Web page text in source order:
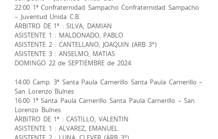
22:00 1ª Confraternidad Sampacho Confraternidad Sampacho
– Juventud Unida C.B.
ÁRBITRO DE 1ª : SILVA, DAMIAN
ASISTENTE 1 : MALDONADO, PABLO
ASISTENTE 2 : CANTELLANO, JOAQUIN (ARB 3°)
ASISTENTE 3 : ANSELMO, MATIAS
DOMINGO 22 de SEPTIEMBRE de 2024
14:00 Camp. 3ª Santa Paula Carnerillo Santa Paula Carnerillo –
San Lorenzo Bulnes
16:00 1ª Santa Paula Carnerillo Santa Paula Carnerillo – San
Lorenzo Bulnes
ÁRBITRO DE 1ª : CASTILLO, VALENTIN
ASISTENTE 1 : ALVAREZ, EMANUEL